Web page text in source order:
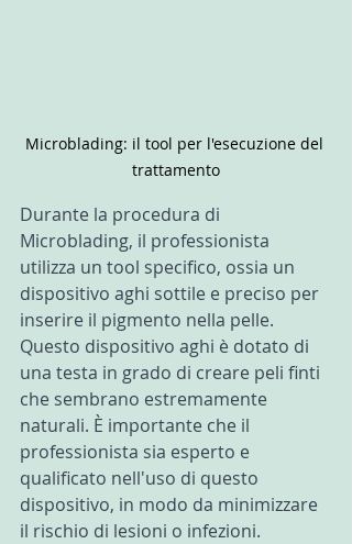
Microblading: il tool per l'esecuzione del
trattamento
Durante la procedura di
Microblading, il professionista
utilizza un tool specifico, ossia un
dispositivo aghi sottile e preciso per
inserire il pigmento nella pelle.
Questo dispositivo aghi è dotato di
una testa in grado di creare peli finti
che sembrano estremamente
naturali. È importante che il
professionista sia esperto e
qualificato nell'uso di questo
dispositivo, in modo da minimizzare
il rischio di lesioni o infezioni.